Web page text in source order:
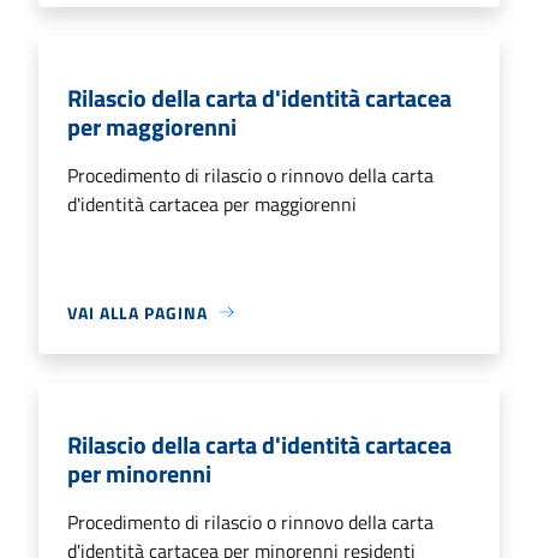
Rilascio della carta d'identità cartacea
per maggiorenni
Procedimento di rilascio o rinnovo della carta
d'identità cartacea per maggiorenni
VAI ALLA PAGINA
Rilascio della carta d'identità cartacea
per minorenni
Procedimento di rilascio o rinnovo della carta
d'identità cartacea per minorenni residenti